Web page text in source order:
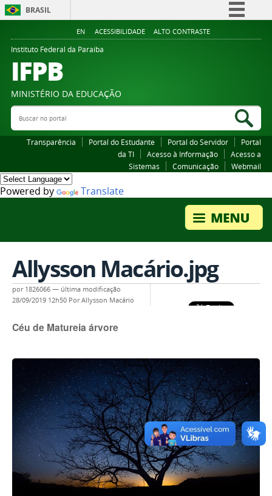
BRASIL
Simplifique!
Legislação
EN ACESSIBILIDADE ALTO CONTRASTE
Instituto Federal da Paraiba
IFPB
MINISTÉRIO DA EDUCAÇÃO
Buscar no portal
Transparência Portal do Estudante Portal do Servidor
Portal
da TI
Acesso à Informação
Acesso a
Sistemas
Comunicação Webmail
Powered by Translate
Allysson Macário.jpg
por 1826066 — última modificação
28/09/2019 12h50 Por Allysson Macário
Céu de Matureia árvore